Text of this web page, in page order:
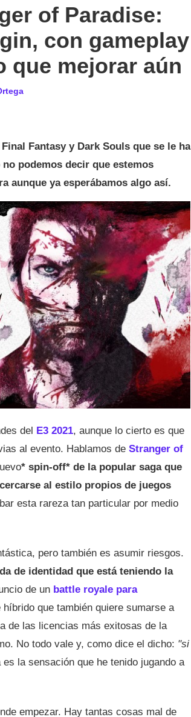
of Paradise:
con gameplay
que mejorar aún
Fantasy y Dark Souls que se le ha
podemos decir que estemos
aunque ya esperábamos algo así.
del E3 2021, aunque lo cierto es que
al evento. Hablamos de Stranger of
* spin-off* de la popular saga que
al estilo propios de juegos
esta rareza tan particular por medio
pero también es asumir riesgos.
de identidad que está teniendo la
de un battle royale para
que también quiere sumarse a
de las licencias más exitosas de la
No todo vale y, como dice el dicho: "si
es la sensación que he tenido jugando a
empezar. Hay tantas cosas mal de